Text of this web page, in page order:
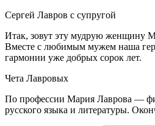
Сергей Лавров с супругой
Итак, зовут эту мудрую женщину
Вместе с любимым мужем наша
гармонии уже добрых сорок лет.
Чета Лавровых
По профессии Мария Лаврова —
русского языка и литературы.